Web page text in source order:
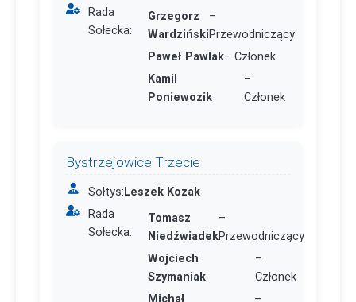
Rada
Sołecka:
Grzegorz
Wardziński
–
Przewodniczący
Paweł Pawlak– Członek
Kamil
Poniewozik
–
Członek
Bystrzejowice Trzecie
Sołtys:Leszek Kozak
Rada
Sołecka:
Tomasz
Niedźwiadek
–
Przewodniczący
Wojciech
Szymaniak
–
Członek
Michał
–